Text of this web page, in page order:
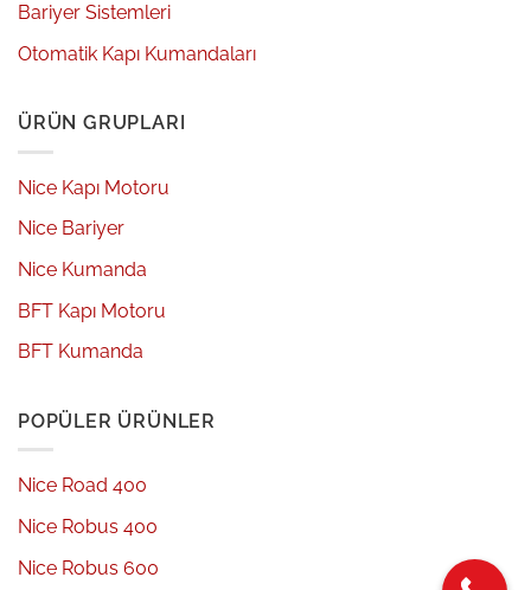
Bariyer Sistemleri
Otomatik Kapı Kumandaları
ÜRÜN GRUPLARI
Nice Kapı Motoru
Nice Bariyer
Nice Kumanda
BFT Kapı Motoru
BFT Kumanda
POPÜLER ÜRÜNLER
Nice Road 400
Nice Robus 400
Nice Robus 600